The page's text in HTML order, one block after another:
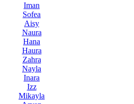
Iman
Sofea
Aisy
Naura
Hana
Haura
Zahra
Nayla
Inara
Izz
Mikayla